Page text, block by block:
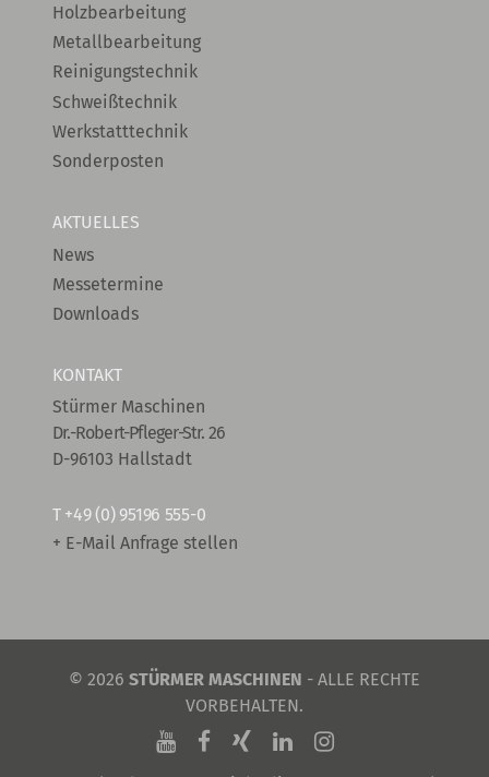
Holzbearbeitung
Metallbearbeitung
Reinigungstechnik
Schweißtechnik
Werkstatttechnik
Sonderposten
AKTUELLES
News
Messetermine
Downloads
KONTAKT
Stürmer Maschinen
Dr.-Robert-Pfleger-Str. 26
D-96103 Hallstadt
T +49 (0) 95196 555-0
+ E-Mail Anfrage stellen
© 2026 STÜRMER MASCHINEN - ALLE RECHTE
VORBEHALTEN.